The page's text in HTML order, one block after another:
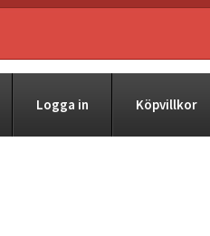
Logga in Köpvillkor